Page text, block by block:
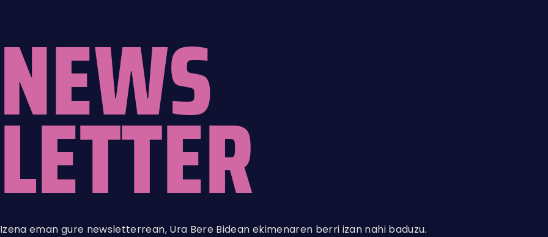
NEWS
LETTER
Izena eman gure newsletterrean, Ura Bere Bidean ekimenaren berri izan nahi baduzu.